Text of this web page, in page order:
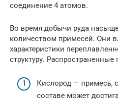
соединение 4 атомов.
Во время добычи руда
количеством примесей. Они
характеристики
структуру. Распространенные
Кислород — примесь,
составе может